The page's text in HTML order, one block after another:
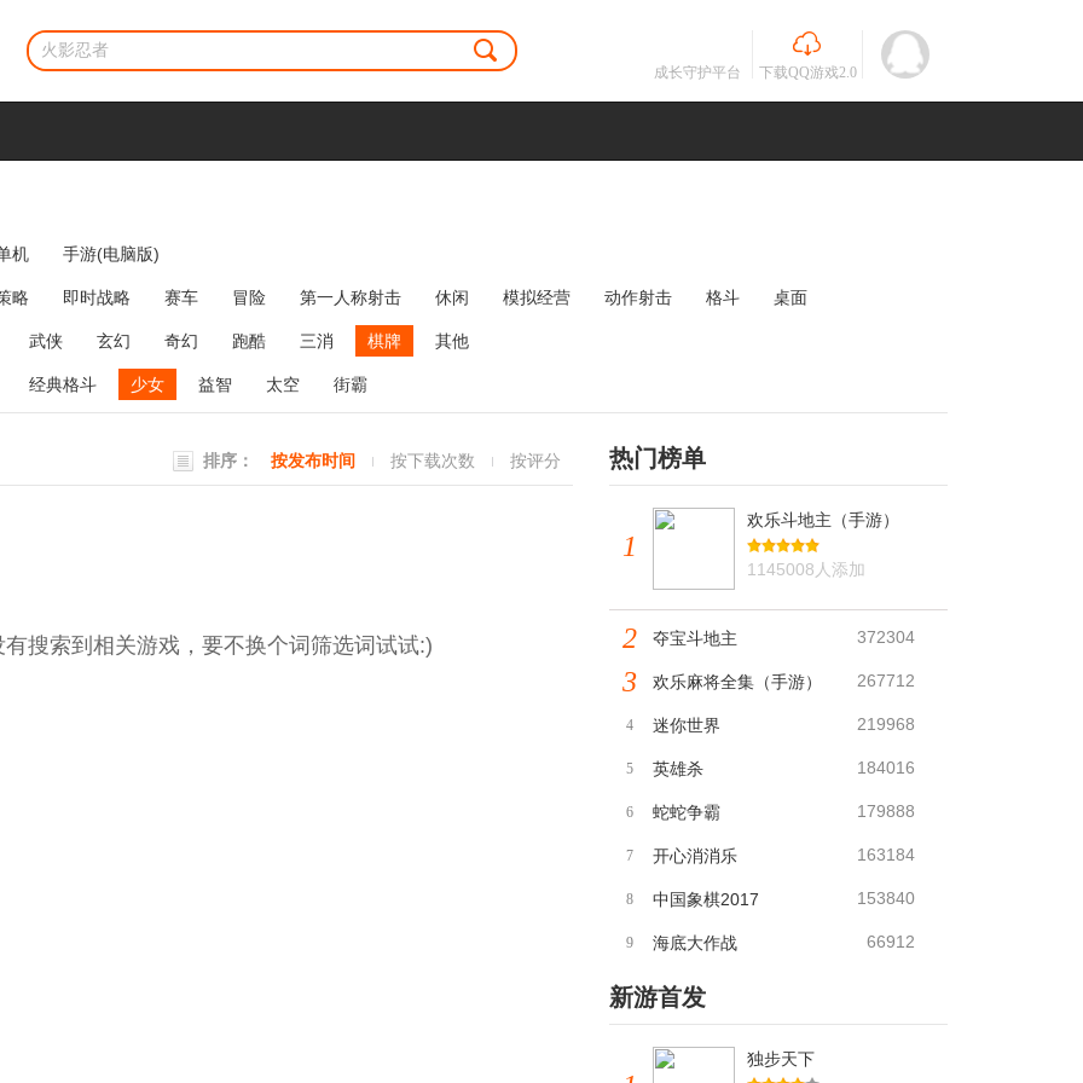
成长守护平台 下载QQ游戏2.0
机 手游(电脑版)
略 即时战略 赛车 冒险 第一人称射击 休闲 模拟经营 动作射击 格斗
桌面
牌类
麻将 网络游戏 弹幕射击 策略塔防
武侠 玄幻 奇幻 跑酷 三消 棋牌 其他
经典格斗 少女 益智 太空 街霸
排序： 按发布时间 按下载次数 按评分
搜索到相关游戏，要不换个词筛选词试试:)
热门榜单
1
欢乐斗地主（手游）
1145008人添加
2 夺宝斗地主 372304
3 欢乐麻将全集（手游） 267712
4 迷你世界 219968
5 英雄杀 184016
6 蛇蛇争霸 179888
7 开心消消乐 163184
8 中国象棋2017 153840
9 海底大作战 66912
新游首发
独步天下